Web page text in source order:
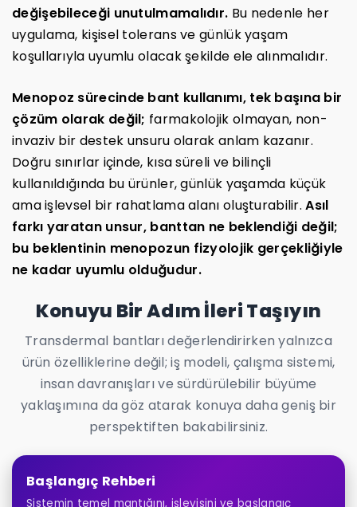
değişebileceği unutulmamalıdır. Bu nedenle her
uygulama, kişisel tolerans ve günlük yaşam
koşullarıyla uyumlu olacak şekilde ele alınmalıdır.
Menopoz sürecinde bant kullanımı, tek başına bir
çözüm olarak değil; farmakolojik olmayan, non-
invaziv bir destek unsuru olarak anlam kazanır.
Doğru sınırlar içinde, kısa süreli ve bilinçli
kullanıldığında bu ürünler, günlük yaşamda küçük
ama işlevsel bir rahatlama alanı oluşturabilir. Asıl
farkı yaratan unsur, banttan ne beklendiği değil;
bu beklentinin menopozun fizyolojik gerçekliğiyle
ne kadar uyumlu olduğudur.
Konuyu Bir Adım İleri Taşıyın
Transdermal bantları değerlendirirken yalnızca
ürün özelliklerine değil; iş modeli, çalışma sistemi,
insan davranışları ve sürdürülebilir büyüme
yaklaşımına da göz atarak konuya daha geniş bir
perspektiften bakabilirsiniz.
Başlangıç Rehberi
Sistemin temel mantığını, işleyişini ve başlangıç